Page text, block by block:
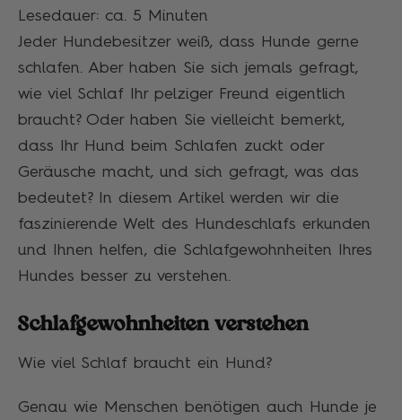
Lesedauer: ca. 5
Minuten
Jeder Hundebesitzer weiß, dass Hunde gerne
schlafen. Aber haben Sie sich jemals gefragt,
wie viel Schlaf Ihr pelziger Freund eigentlich
braucht? Oder haben Sie vielleicht bemerkt,
dass Ihr Hund beim Schlafen zuckt oder
Geräusche macht, und sich gefragt, was das
bedeutet? In diesem Artikel werden wir die
faszinierende Welt des Hundeschlafs erkunden
und Ihnen helfen, die Schlafgewohnheiten Ihres
Hundes besser zu verstehen.
Schlafgewohnheiten verstehen
Wie viel Schlaf braucht ein Hund?
Genau wie Menschen benötigen auch Hunde je